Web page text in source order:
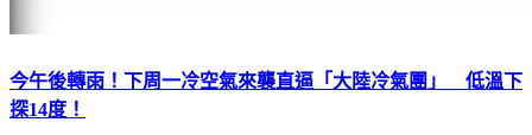
今午後轉雨！下周一冷空氣來襲直逼「大陸冷氣團」 低溫下
探14度！